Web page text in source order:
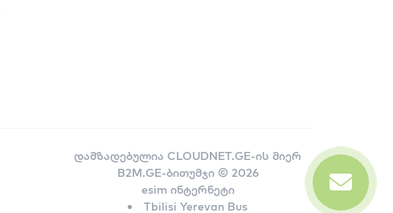
დამზადებულია CLOUDNET.GE-ის მიერ
B2M.GE-ბითუმჯი © 2026
esim ინტერნეტი
Tbilisi Yerevan Bus